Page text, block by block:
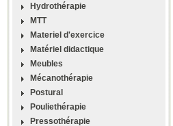
Hydrothérapie
MTT
Materiel d'exercice
Matériel didactique
Meubles
Mécanothérapie
Postural
Pouliethérapie
Pressothérapie